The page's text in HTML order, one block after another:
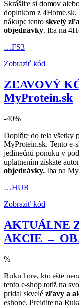
Skrášlite si domov
doplnkom z 4Home.sk.
nákupe tento skvelý
objednávky. Iba na
…FS3
Zobraziť kód
ZĽAVOVÝ
MyProtein.sk
-40%
Doplňte do tela všetky
MyProtein.sk. Tento e-
jedinečnú ponuku v
uplatnením získate
objednávky. Iba na
…HUB
Zobraziť kód
AKTUÁLNE
AKCIE →
%
Ruku hore, kto ešte
tento e-shop totiž na
pridal skvelé zľavy a
eshope. Prejdite na